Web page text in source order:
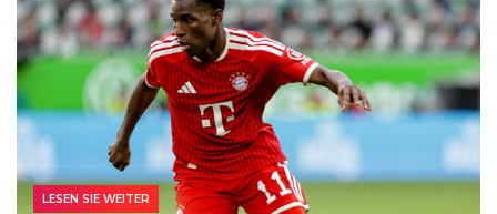
LESEN SIE WEITER